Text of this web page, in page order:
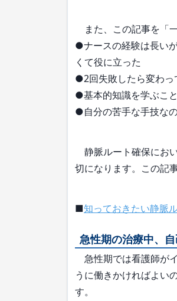
また、この記事を「
●ナースの経験は長い
くて役に立った
●2回失敗したら変わっ
●基本的知識を学ぶこ
●自分の苦手な手技な
静脈ルート確保にお
切になります。この記
■知っておきたい静脈
急性期の治療中、
急性期では看護師が
うに働きかければよい
す。